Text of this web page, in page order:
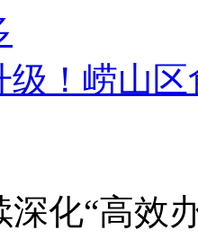
！崂山
“高效办